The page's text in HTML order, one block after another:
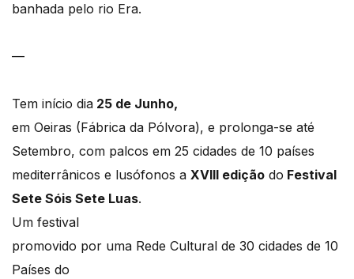
banhada pelo rio Era.
—
Tem início dia 25 de Junho,
em Oeiras (Fábrica da Pólvora), e prolonga-se até
Setembro, com palcos em 25 cidades de 10 países
mediterrânicos e lusófonos a XVIII edição do Festival
Sete Sóis Sete Luas.
Um festival
promovido por uma Rede Cultural de 30 cidades de 10
Países do